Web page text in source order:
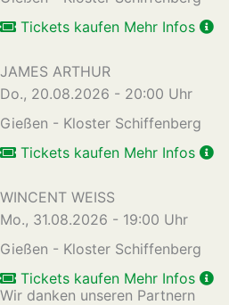
Tickets kaufen Mehr Infos
JAMES ARTHUR
Do., 20.08.2026 - 20:00 Uhr
Gießen - Kloster Schiffenberg
Tickets kaufen Mehr Infos
WINCENT WEISS
Mo., 31.08.2026 - 19:00 Uhr
Gießen - Kloster Schiffenberg
Tickets kaufen Mehr Infos
Wir danken unseren Partnern